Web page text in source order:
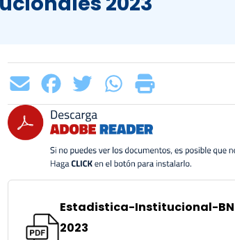
Estadistica-Institucional-BN-
2023